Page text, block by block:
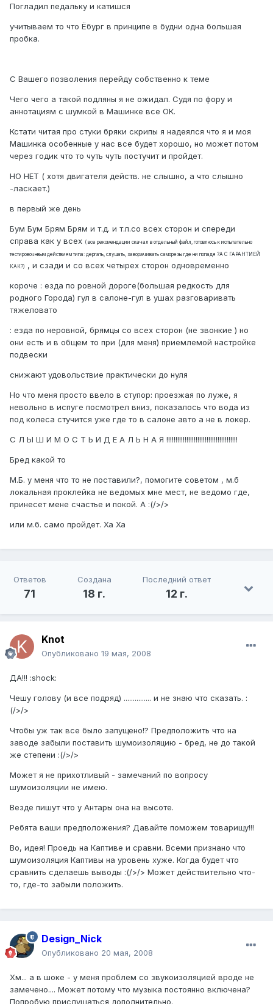
Погладил педальку и катишся
учитываем то что Ёбург в принципе в будни одна большая
пробка.
С Вашего позволения перейду собственно к теме
Чего чего а такой подляны я не ожидал. Судя по фору и
аннотациям с шумкой в Машинке все ОК.
Кстати читая про стуки бряки скрипы я надеялся что я и моя
Машинка особенные у нас все будет хорошо, но может потом
через годик что то чуть чуть постучит и пройдет.
НО НЕТ ( хотя двигателя действ. не слышно, а что слышно
-ласкает.)
в первый же день
Бум Бум Брям Брям и т.д. и т.п.со всех сторон и спереди
справа как у всех ( все рекомендации скачал в отдельный файл, готовлюсь к испытательно
тестировочнвым действиям типа: дергать, слушать, заворачивать саморезы где ни попадя ?А С ГАРАНТИЕЙ
КАК?) , и сзади и со всех четырех сторон одновременно
короче : езда по ровной дороге(большая редкость для
родного Города) гул в салоне-гул в ушах разговаривать
тяжеловато
: езда по неровной, брямцы со всех сторон (не звонкие ) но
они есть и в общем то при (для меня) приемлемой настройке
подвески
снижают удовольствие практически до нуля
Но что меня просто ввело в ступор: проезжая по луже, я
невольно в испуге посмотрел вниз, показалось что вода из
под колеса стучится уже где то в салоне авто а не в локер.
С Л Ы Ш И М О С Т Ь И Д Е А Л Ь Н А Я !!!!!!!!!!!!!!!!!!!!!!!!!!!!!!!!!!!!!!!
Бред какой то
М.Б. у меня что то не поставили?, помогите советом , м.б
локальная проклейка не ведомых мне мест, не ведомо где,
принесет мене счастье и покой. А :(/>/>
или м.б. само пройдет. Ха Ха
Ответов
71
Создана
18 г.
Последний ответ
12 г.
Knot
Опубликовано 19 мая, 2008
ДА!!! :shock:
Чешу голову (и все подряд) ............... и не знаю что сказать. :
(/>/>
Чтобы уж так все было запущено!? Предположить что на
заводе забыли поставить шумоизоляцию - бред, не до такой
же степени :(/>/>
Может я не прихотливый - замечаний по вопросу
шумоизоляции не имею.
Везде пишут что у Антары она на высоте.
Ребята ваши предположения? Давайте поможем товарищу!!!
Во, идея! Проедь на Каптиве и сравни. Всеми признано что
шумоизоляция Каптивы на уровень хуже. Когда будет что
сравнить сделаешь выводы :(/>/> Может действительно что-
то, где-то забыли положить.
Design_Nick
Опубликовано 20 мая, 2008
Хм... а в шоке - у меня проблем со звукоизоляцией вроде не
замечено.... Может потому что музыка постоянно включена?
Попробую прислушаться дополнительно.